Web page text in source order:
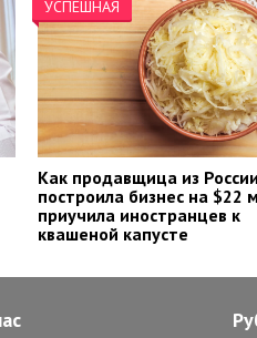
УСПЕШНАЯ
Как продавщица из России
построила бизнес на $22
приучила иностранцев к
квашеной капусте